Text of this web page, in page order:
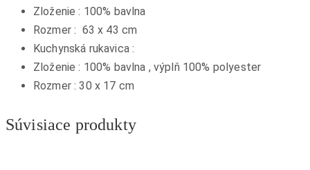
Zloženie : 100% bavlna
Rozmer : 63 x 43 cm
Kuchynská rukavica :
Zloženie : 100% bavlna , výplň 100% polyester
Rozmer : 30 x 17 cm
Súvisiace produkty